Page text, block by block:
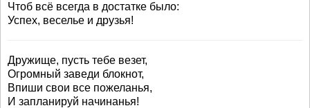
Чтоб всё всегда в достатке было:
Успех, веселье и друзья!
Дружище, пусть тебе везет,
Огромный заведи блокнот,
Впиши свои все пожеланья,
И запланируй начинанья!